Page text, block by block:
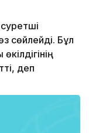
сөйлейді. Бұл
деп